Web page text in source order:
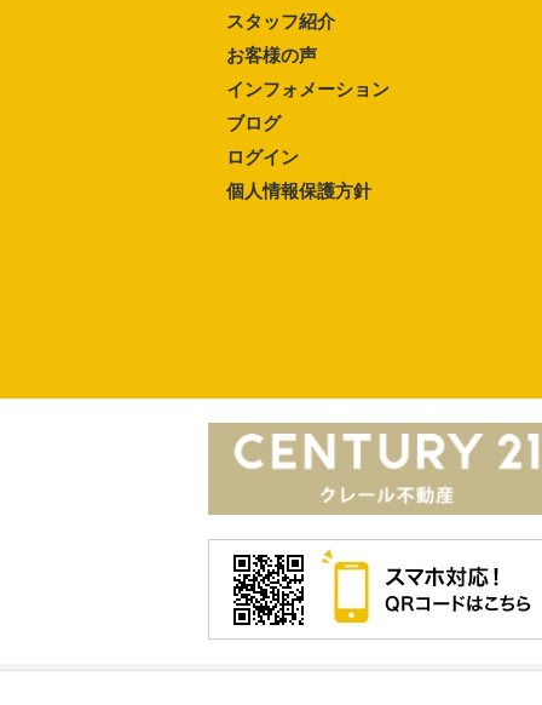
スタッフ紹介
お客様の声
インフォメーション
ブログ
ログイン
個人情報保護方針